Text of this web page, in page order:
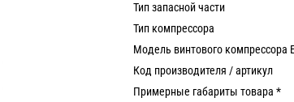
Тип запасной части
Тип компрессора
Модель винтового компрессора
Код производителя / артикул
Примерные габариты товара *